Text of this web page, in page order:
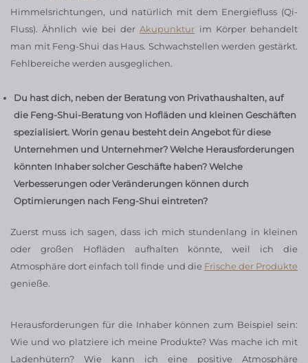
Himmelsrichtungen, und natürlich mit dem Energiefluss (Qi-
Fluss). Ähnlich wie bei derAkupunktur im Körper behandelt
man mit Feng-Shui das Haus. Schwachstellen werden gestärkt.
Fehlbereiche werden ausgeglichen.
Du hast dich, neben der Beratung von Privathaushalten, auf
die Feng-Shui-Beratung von Hofläden und kleinen Geschäften
spezialisiert. Worin genau besteht dein Angebot für diese
Unternehmen und Unternehmer? Welche Herausforderungen
könnten Inhaber solcher Geschäfte haben? Welche
Verbesserungen oder Veränderungen können durch
Optimierungen nach Feng-Shui eintreten?
Zuerst muss ich sagen, dass ich mich stundenlang in kleinen
oder großen Hofläden aufhalten könnte, weil ich die
Atmosphäre dort einfach toll finde und die Frische der Produkte
genieße.
Herausforderungen für die Inhaber können zum Beispiel sein:
Wie und wo platziere ich meine Produkte? Was mache ich mit
Ladenhütern? Wie kann ich eine positive Atmosphäre